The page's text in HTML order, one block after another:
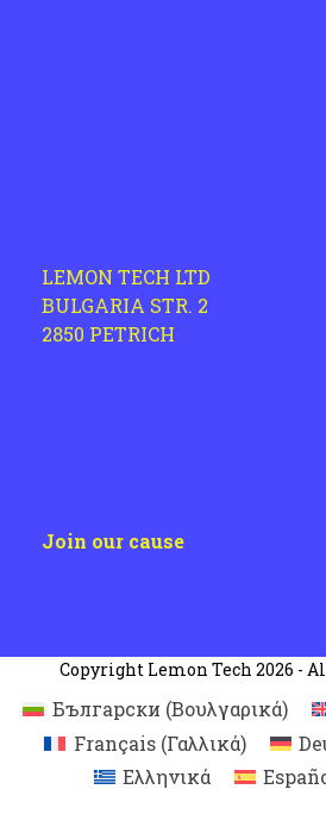
LEMON TECH LTD
BULGARIA STR. 2
2850 PETRICH
Join our cause
Copyright Lemon Tech 2026 -
Български (Βουλγαρικά)
Français(Γαλλικά)
Ελληνικά